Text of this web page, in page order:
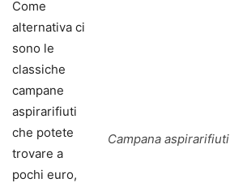
Campana aspirarifiuti
Come
alternativa ci
sono le
classiche
campane
aspirarifiuti
che potete
trovare a
pochi euro,